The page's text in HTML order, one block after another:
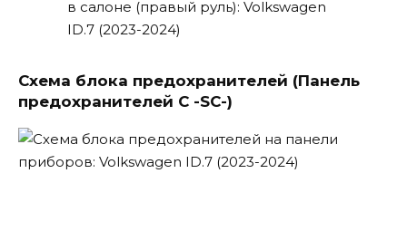
Схема блока предохранителей (Панель
предохранителей C -SC-)